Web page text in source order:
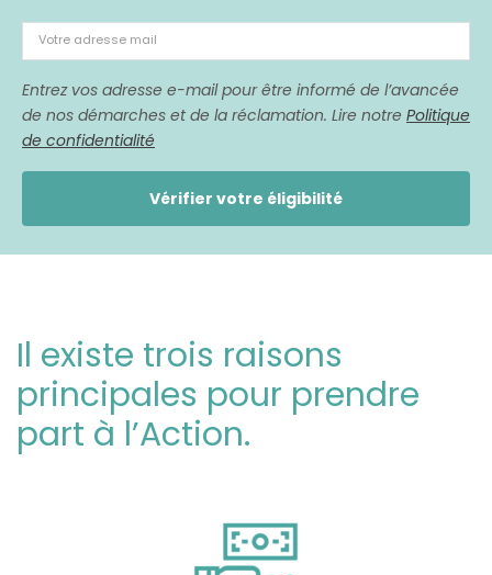
Votre adresse mail
Entrez vos adresse e-mail pour être informé de l’avancée
de nos démarches et de la réclamation. Lire notre Politique
de confidentialité
Vérifier votre éligibilité
Il existe trois raisons
principales pour prendre
part à l’Action.